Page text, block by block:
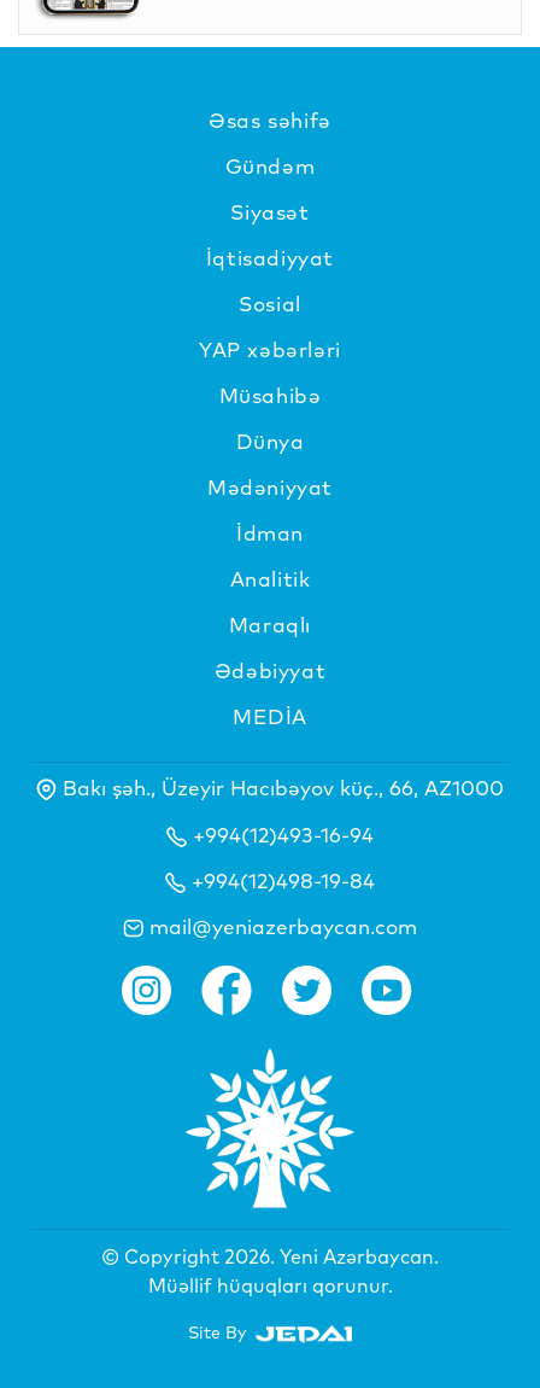
Əsas səhifə
Gündəm
Siyasət
İqtisadiyyat
Sosial
YAP xəbərləri
Müsahibə
Dünya
Mədəniyyat
İdman
Analitik
Maraqlı
Ədəbiyyat
MEDİA
Bakı şəh., Üzeyir Hacıbəyov küç., 66, AZ1000
+994(12)493-16-94
+994(12)498-19-84
mail@yeniazerbaycan.com
© Copyright 2026. Yeni Azərbaycan.
Müəllif hüquqları qorunur.
Site By